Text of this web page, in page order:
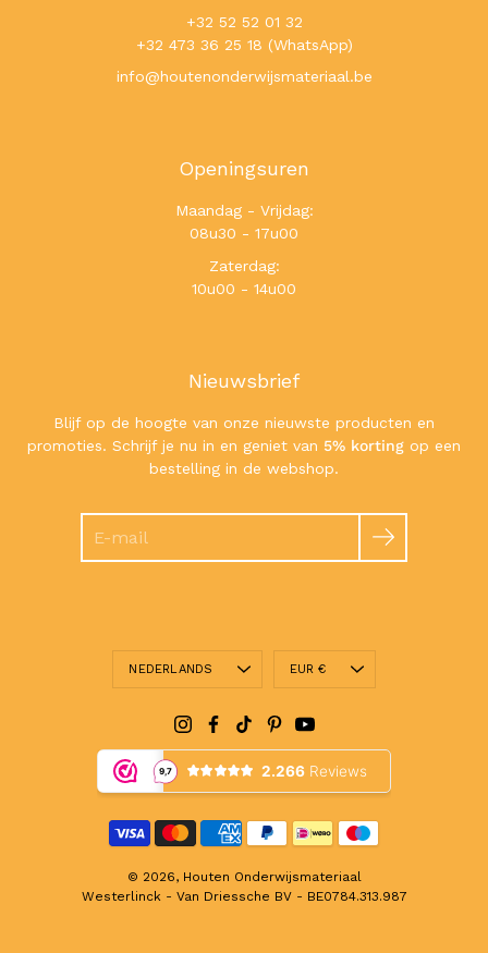
+32 52 52 01 32
+32 473 36 25 18 (WhatsApp)
info@houtenonderwijsmateriaal.be
Openingsuren
Maandag - Vrijdag:
08u30 - 17u00
Zaterdag:
10u00 - 14u00
Nieuwsbrief
Blijf op de hoogte van onze nieuwste producten en
promoties. Schrijf je nu in en geniet van 5% korting op een
bestelling in de webshop.
Taal
NEDERLANDS Valuta
EUR €
© 2026, Houten Onderwijsmateriaal
Westerlinck - Van Driessche BV - BE0784.313.987